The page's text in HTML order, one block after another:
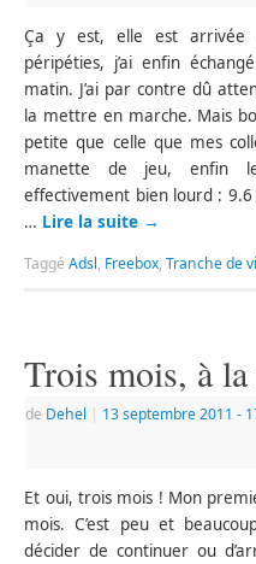
Ça y est, elle est arrivée
péripéties, j’ai enfin
matin. J’ai par contre dû
la mettre en marche. Mais
petite que celle que mes
manette de jeu, enfin
effectivement bien lourd :
… Lire la suite →
TaggéAdsl, Freebox,Tranche de
Trois mois, à
de Dehel | 13 septembre 2011 -
Et oui, trois mois ! Mon
mois. C’est peu et
décider de continuer ou